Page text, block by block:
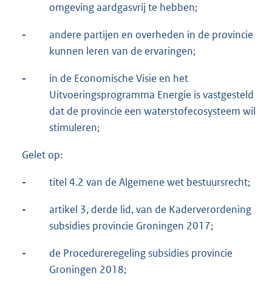
omgeving aardgasvrij te hebben;
-
andere partijen en overheden in de provincie
kunnen leren van de ervaringen;
-
in de Economische Visie en het
Uitvoeringsprogramma Energie is vastgesteld
dat de provincie een waterstofecosysteem wil
stimuleren;
Gelet op:
- titel 4.2 van de Algemene wet bestuursrecht;
-
artikel 3, derde lid, van de Kaderverordening
subsidies provincie Groningen 2017;
-
de Procedureregeling subsidies provincie
Groningen 2018;